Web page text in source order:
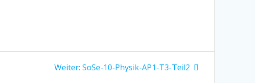
Weiter: Nächster
SoSe-10-Physik-AP1-T3-Teil2